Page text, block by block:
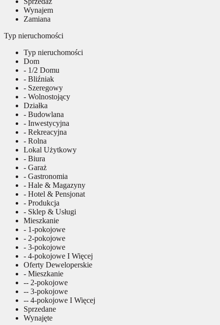
Wynajem
Zamiana
Typ nieruchomości
Typ nieruchomości
Dom
- 1/2 Domu
- Bliźniak
- Szeregowy
- Wolnostojący
Działka
- Budowlana
- Inwestycyjna
- Rekreacyjna
- Rolna
Lokal Użytkowy
- Biura
- Garaż
- Gastronomia
- Hale & Magazyny
- Hotel & Pensjonat
- Produkcja
- Sklep & Usługi
Mieszkanie
- 1-pokojowe
- 2-pokojowe
- 3-pokojowe
- 4-pokojowe I Więcej
Oferty Deweloperskie
- Mieszkanie
-- 2-pokojowe
-- 3-pokojowe
-- 4-pokojowe I Więcej
Sprzedane
Wynajęte